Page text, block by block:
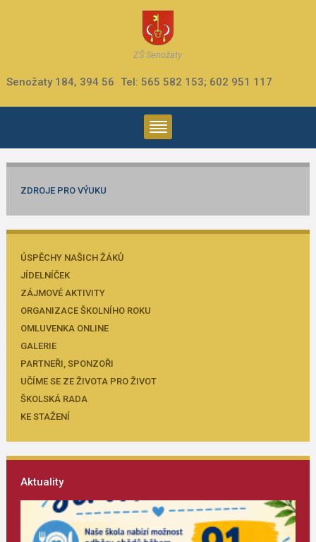
ZŠ Senožaty
Senožaty 184, 394 56 Tel: 565 582 153; 602 951 117
ZDROJE PRO VÝUKU
ÚSPĚCHY NAŠICH ŽÁKŮ
JÍDELNÍČEK
ZÁJMOVÉ AKTIVITY
ORGANIZACE ŠKOLNÍHO ROKU
OMLUVENKA ONLINE
GALERIE
PARTNEŘI, SPONZOŘI
UČÍME SE ZE ŽIVOTA PRO ŽIVOT
ŠKOLSKÁ RADA
KE STAŽENÍ
Aktuality